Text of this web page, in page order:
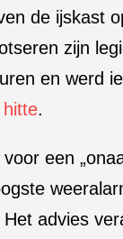
de ijskast
zijn
en werd
.
een
advies